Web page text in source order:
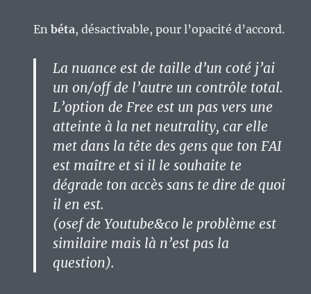
Enbéta, désactivable, pour l’opacité d’accord.
La nuance est de taille d’un coté j’ai
un on/off de l’autre un contrôle total.
L’option de Free est un pas vers une
atteinte à la net neutrality, car elle
met dans la tête des gens que ton FAI
est maître et si il le souhaite te
dégrade ton accès sans te dire de quoi
il en est.
(osef de Youtube&co le problème est
similaire mais là n’est pas la
question).